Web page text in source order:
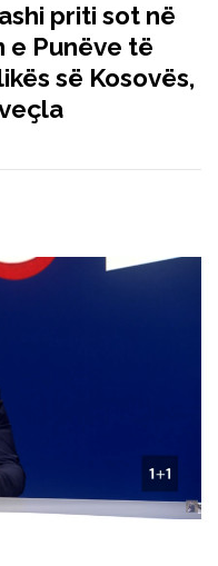
priti sot në
e Punëve të
së Kosovës,